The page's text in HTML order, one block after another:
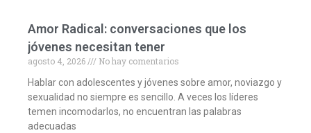
Amor Radical: conversaciones que los
jóvenes necesitan tener
agosto 4, 2026
No hay comentarios
Hablar con adolescentes y jóvenes sobre amor, noviazgo y
sexualidad no siempre es sencillo. A veces los líderes
temen incomodarlos, no encuentran las palabras
adecuadas